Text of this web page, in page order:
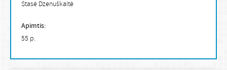
Stasė Dzenuškaitė
Apimtis:
55 p.